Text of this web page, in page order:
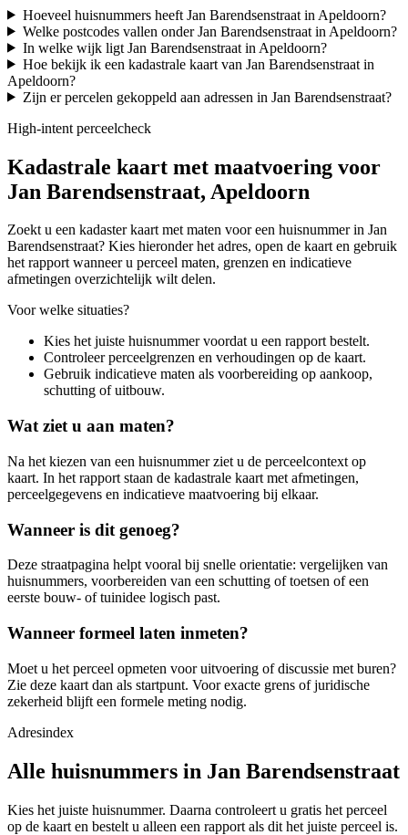
Hoeveel huisnummers heeft Jan Barendsenstraat in Apeldoorn?
Welke postcodes vallen onder Jan Barendsenstraat in Apeldoorn?
In welke wijk ligt Jan Barendsenstraat in Apeldoorn?
Hoe bekijk ik een kadastrale kaart van Jan Barendsenstraat in
Apeldoorn?
Zijn er percelen gekoppeld aan adressen in Jan Barendsenstraat?
High-intent perceelcheck
Kadastrale kaart met maatvoering voor
Jan Barendsenstraat, Apeldoorn
Zoekt u een kadaster kaart met maten voor een huisnummer in Jan
Barendsenstraat? Kies hieronder het adres, open de kaart en gebruik
het rapport wanneer u perceel maten, grenzen en indicatieve
afmetingen overzichtelijk wilt delen.
Voor welke situaties?
Kies het juiste huisnummer voordat u een rapport bestelt.
Controleer perceelgrenzen en verhoudingen op de kaart.
Gebruik indicatieve maten als voorbereiding op aankoop,
schutting of uitbouw.
Wat ziet u aan maten?
Na het kiezen van een huisnummer ziet u de perceelcontext op
kaart. In het rapport staan de kadastrale kaart met afmetingen,
perceelgegevens en indicatieve maatvoering bij elkaar.
Wanneer is dit genoeg?
Deze straatpagina helpt vooral bij snelle orientatie: vergelijken van
huisnummers, voorbereiden van een schutting of toetsen of een
eerste bouw- of tuinidee logisch past.
Wanneer formeel laten inmeten?
Moet u het perceel opmeten voor uitvoering of discussie met buren?
Zie deze kaart dan als startpunt. Voor exacte grens of juridische
zekerheid blijft een formele meting nodig.
Adresindex
Alle huisnummers in Jan Barendsenstraat
Kies het juiste huisnummer. Daarna controleert u gratis het perceel
op de kaart en bestelt u alleen een rapport als dit het juiste perceel is.